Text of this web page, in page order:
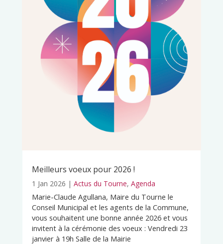
Meilleurs voeux pour 2026 !
1 Jan 2026 | Actus du Tourne, Agenda
Marie-Claude Agullana, Maire du Tourne le
Conseil Municipal et les agents de la Commune,
vous souhaitent une bonne année 2026 et vous
invitent à la cérémonie des voeux : Vendredi 23
janvier à 19h Salle de la Mairie